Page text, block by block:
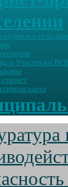
о сельском
и Участники
карта